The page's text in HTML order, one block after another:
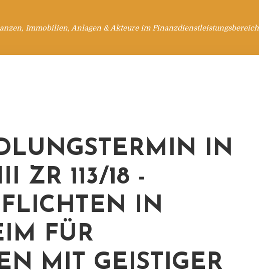
Immobilien, Anlagen & Akteure im Finanzdienstleistungsbereich
IN
ZR 113/18 -
IN
FÜR
MIT GEISTIGER